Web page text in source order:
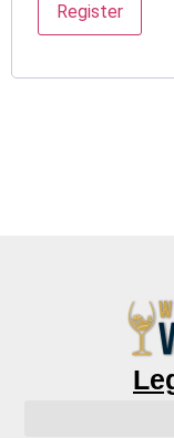
Register